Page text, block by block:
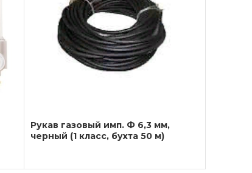
Рукав газовый имп. Ф 6,3 мм,
черный (1 класс, бухта 50 м)